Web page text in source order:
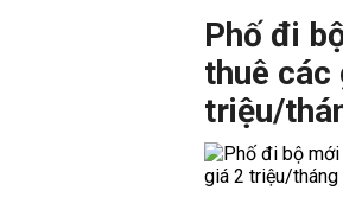
Phố đi
thuê các
triệu/